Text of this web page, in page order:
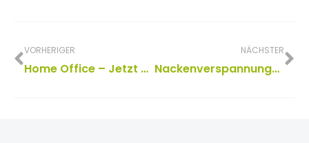
VORHERIGER
Home Office – Jetzt muskulären Verspannungen vorbeugen!
NÄCHSTER
Nackenverspannungen einfach loswerden